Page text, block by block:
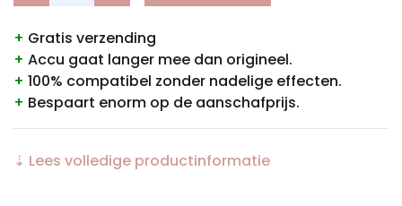
+ Gratis verzending
+ Accu gaat langer mee dan origineel.
+ 100% compatibel zonder nadelige effecten.
+ Bespaart enorm op de aanschafprijs.
⇣ Lees volledige productinformatie